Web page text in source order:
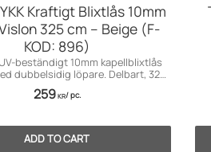
Kraftigt Blixtlås 10mm
325 cm – Beige (F-
KOD: 896)
beständigt 10mm kapellblixtlås
dubbelsidig löpare. Delbart, 325
cm.
259KR/pc.